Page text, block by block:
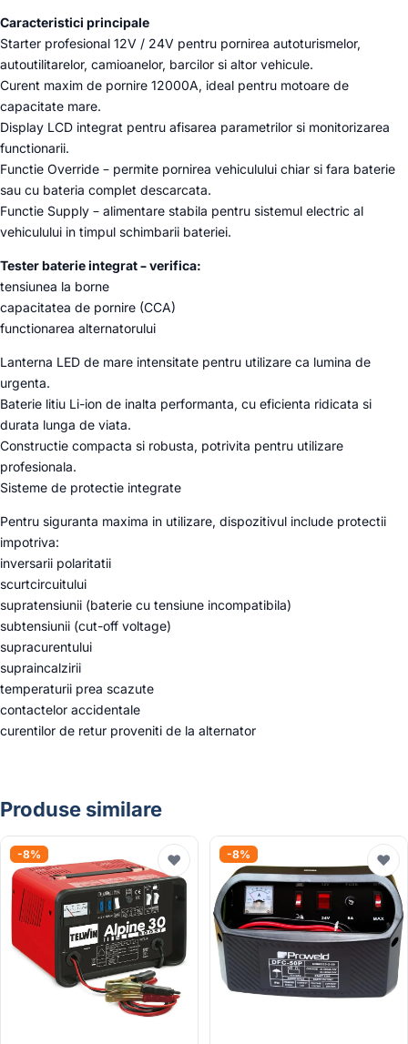
Caracteristici principale
Starter profesional 12V / 24V pentru pornirea autoturismelor,
autoutilitarelor, camioanelor, barcilor si altor vehicule.
Curent maxim de pornire 12000A, ideal pentru motoare de
capacitate mare.
Display LCD integrat pentru afisarea parametrilor si monitorizarea
functionarii.
Functie Override – permite pornirea vehiculului chiar si fara baterie
sau cu bateria complet descarcata.
Functie Supply – alimentare stabila pentru sistemul electric al
vehiculului in timpul schimbarii bateriei.
Tester baterie integrat – verifica:
tensiunea la borne
capacitatea de pornire (CCA)
functionarea alternatorului
Lanterna LED de mare intensitate pentru utilizare ca lumina de
urgenta.
Baterie litiu Li-ion de inalta performanta, cu eficienta ridicata si
durata lunga de viata.
Constructie compacta si robusta, potrivita pentru utilizare
profesionala.
Sisteme de protectie integrate
Pentru siguranta maxima in utilizare, dispozitivul include protectii
impotriva:
inversarii polaritatii
scurtcircuitului
supratensiunii (baterie cu tensiune incompatibila)
subtensiunii (cut-off voltage)
supracurentului
supraincalzirii
temperaturii prea scazute
contactelor accidentale
curentilor de retur proveniti de la alternator
Produse similare
-8% ♥ -8% ♥